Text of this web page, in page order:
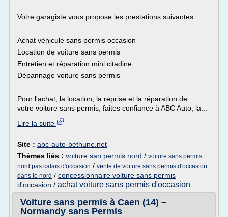
Votre garagiste vous propose les prestations suivantes:
Achat véhicule sans permis occasion
Location de voiture sans permis
Entretien et réparation mini citadine
Dépannage voiture sans permis
Pour l'achat, la location, la reprise et la réparation de
votre voiture sans permis, faites confiance à ABC Auto, la...
Lire la suite
Site : abc-auto-bethune.net
Thèmes liés : voiture san permis nord / voiture sans permis
nord pas calais d'occasion / vente de voiture sans permis d'occasion
dans le nord / concessionnaire voiture sans permis
d'occasion / achat voiture sans permis d'occasion
Voiture sans permis à Caen (14) –
Normandy sans Permis